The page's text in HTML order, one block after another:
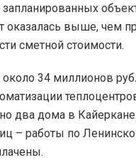
оказалась выше, чем
сметной стоимости.
34 миллионов
два дома в
– работы по
оплачены.